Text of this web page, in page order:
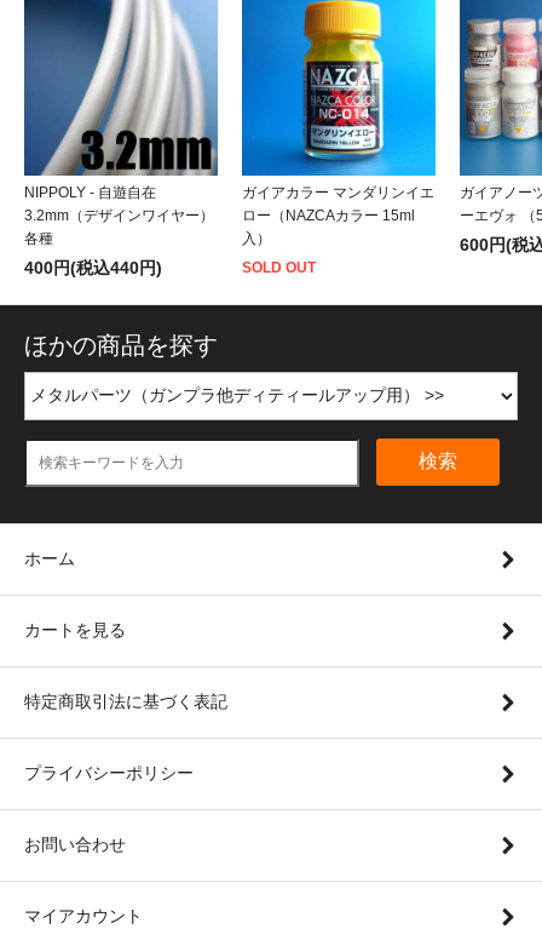
NIPPOLY - 自遊自在
3.2mm（デザインワイヤー）
各種
400円(税込440円)
ガイアカラー マンダリンイエ
ロー（NAZCAカラー 15ml
入）
SOLD OUT
ガイアノー
ーエヴォ （
600円(税
ほかの商品を探す
検索
ホーム
カートを見る
特定商取引法に基づく表記
プライバシーポリシー
お問い合わせ
マイアカウント